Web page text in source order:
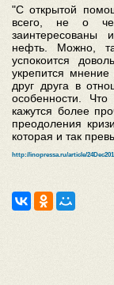
"С открытой
всего, не о
заинтересованы
нефть. Можно,
успокоится
укрепится
друг друга в
особенности.
кажутся более
преодоления
которая и так
http://inopressa.ru/article/